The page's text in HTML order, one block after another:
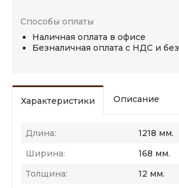
Способы оплаты
Наличная оплата в офисе
Безналичная оплата с НДС и без
Характеристики Описание
Длина:
1218 мм.
Ширина:
168 мм.
Толщина:
12 мм.